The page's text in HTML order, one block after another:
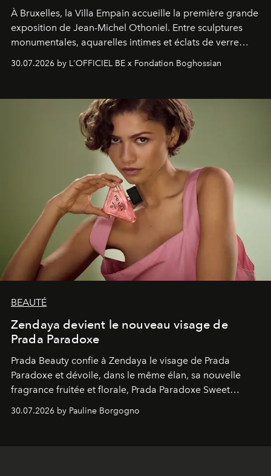
À Bruxelles, la Villa Empain accueille la première grande
exposition de Jean-Michel Othoniel. Entre sculptures
monumentales, aquarelles intimes et éclats de verre
soufflé, l’artiste français compose un itinéraire
émotionnel où chaque œuvre devient le souvenir
émerveillement.
30.07.2026 by L'OFFICIEL BE x Fondation Boghossian
BEAUTÉ
Zendaya devient le nouveau visage de
Prada Paradoxe
Prada Beauty confie à Zendaya le visage de Prada
Paradoxe et dévoile, dans le même élan, sa nouvelle
fragrance fruitée et florale, Prada Paradoxe Sweet
Chemistry Eau de Parfum.
30.07.2026 by Pauline Borgogno